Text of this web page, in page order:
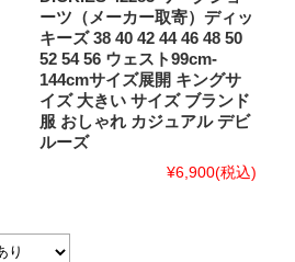
ーツ（メーカー取寄）ディッ
キーズ 38 40 42 44 46 48 50
52 54 56 ウェスト99cm-
144cmサイズ展開 キングサ
イズ 大きい サイズ ブランド
服 おしゃれ カジュアル デビ
ルーズ
¥6,900(税込)